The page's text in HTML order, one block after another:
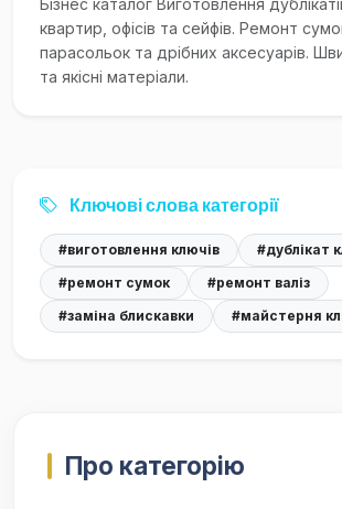
Бізнес каталог Виготовлення
квартир, офісів та сейфів. Ремонт
парасольок та дрібних аксесуарів.
та якісні матеріали.
Ключові слова категорії
#виготовлення ключів
#дублікат
#ремонт сумок
#ремонт валіз
#заміна блискавки
#майстерня
Про категорію